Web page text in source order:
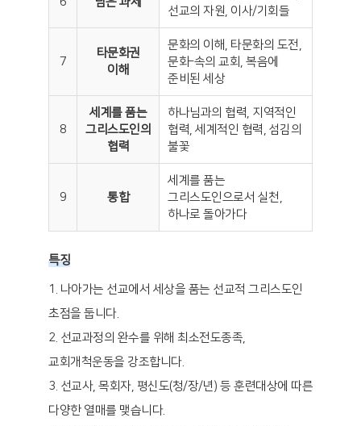
선교의 자원, 이사/기회들
7
타문화권
이해
문화의 이해, 타문화의 도전,
문화-속의 교회, 복음에
준비된 세상
8
세계를 품는
그리스도인의
협력
하나님과의 협력, 지역적인
협력, 세계적인 협력, 섬김의
불꽃
9 통합
세계를 품는
그리스도인으로서 실천,
하나로 돌아가다
특징
1. 나아가는 선교에서 세상을 품는 선교적 그리스도인
초점을 둡니다.
2. 선교과정의 완수를 위해 최소전도종족,
교회개척운동을 강조합니다.
3. 선교사, 목회자, 평신도(청/장/년) 등 훈련대상에 따른
다양한 열매를 맺습니다.